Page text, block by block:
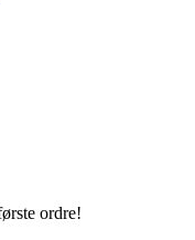
ordre!